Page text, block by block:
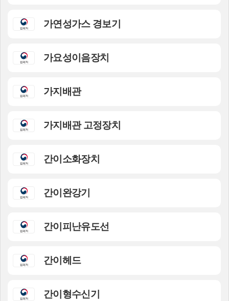
가연성가스 경보기
가요성이음장치
가지배관
가지배관 고정장치
간이소화장치
간이완강기
간이피난유도선
간이헤드
간이형수신기